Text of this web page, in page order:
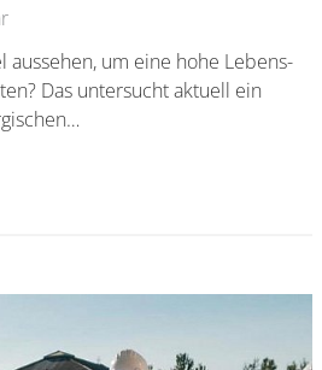
aussehen, um eine hohe Lebens-
Das untersucht aktuell ein
erste Ergebnisse